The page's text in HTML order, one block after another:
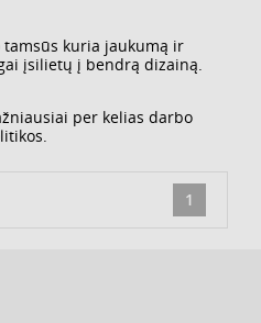
kuria jaukumą ir
įsilietų į bendrą dizainą.
per kelias darbo
1